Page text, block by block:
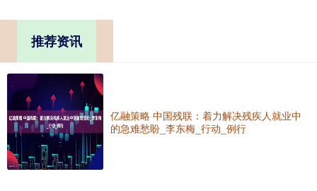
推荐资讯
亿融策略 中国残联：着力解决残疾人就业中
的急难愁盼_李东梅_行动_例行